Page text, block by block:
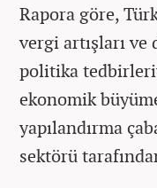
Rapora göre,
vergi artışları
politika
ekonomik
yapılandırma
sektörü